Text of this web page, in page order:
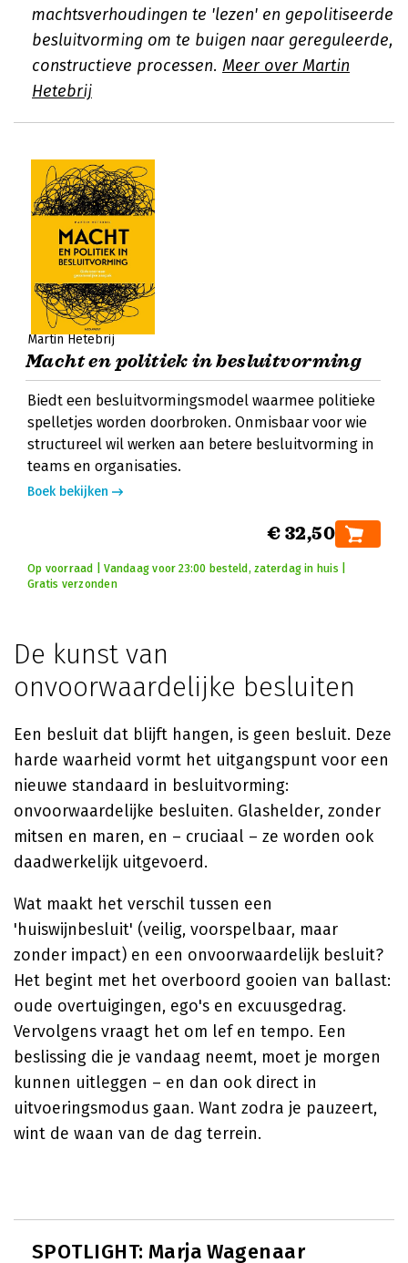
machtsverhoudingen te 'lezen' en gepolitiseerde
besluitvorming om te buigen naar gereguleerde,
constructieve processen. Meer over Martin
Hetebrij
Martin Hetebrij
Macht en politiek in besluitvorming
Biedt een besluitvormingsmodel waarmee politieke
spelletjes worden doorbroken. Onmisbaar voor wie
structureel wil werken aan betere besluitvorming in
teams en organisaties.
Boek bekijken
€ 32,50
Op voorraad | Vandaag voor 23:00 besteld, zaterdag in huis |
Gratis verzonden
De kunst van
onvoorwaardelijke besluiten
Een besluit dat blijft hangen, is geen besluit. Deze
harde waarheid vormt het uitgangspunt voor een
nieuwe standaard in besluitvorming:
onvoorwaardelijke besluiten. Glashelder, zonder
mitsen en maren, en – cruciaal – ze worden ook
daadwerkelijk uitgevoerd.
Wat maakt het verschil tussen een
'huiswijnbesluit' (veilig, voorspelbaar, maar
zonder impact) en een onvoorwaardelijk besluit?
Het begint met het overboord gooien van ballast:
oude overtuigingen, ego's en excuusgedrag.
Vervolgens vraagt het om lef en tempo. Een
beslissing die je vandaag neemt, moet je morgen
kunnen uitleggen – en dan ook direct in
uitvoeringsmodus gaan. Want zodra je pauzeert,
wint de waan van de dag terrein.
SPOTLIGHT: Marja Wagenaar